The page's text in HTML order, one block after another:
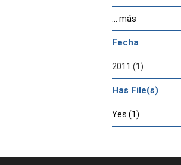
... más
Fecha
2011 (1)
Has File(s)
Yes (1)